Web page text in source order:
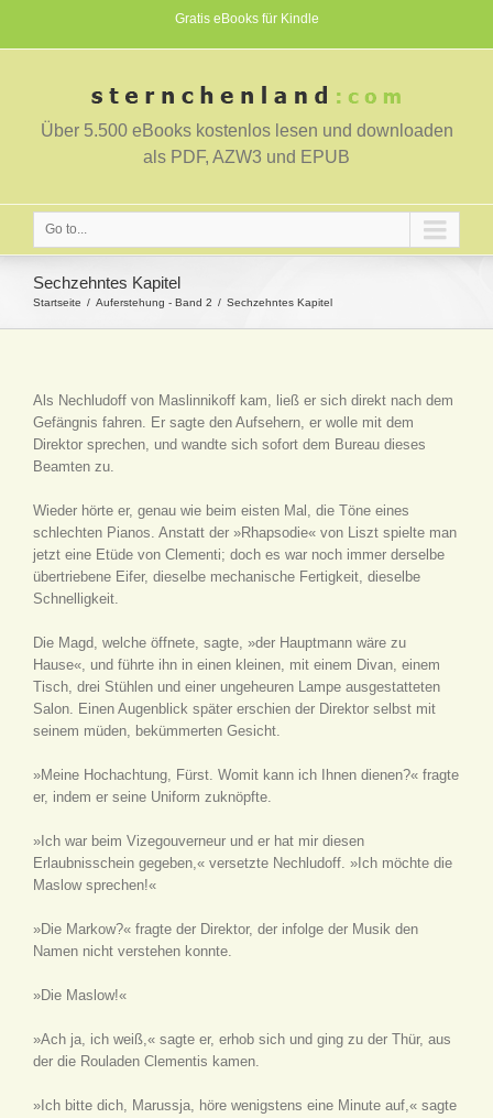
Gratis eBooks für Kindle
Über 5.500 eBooks kostenlos lesen und downloaden
als PDF, AZW3 und EPUB
Go to...
Sechzehntes Kapitel
Startseite Auferstehung - Band 2 Sechzehntes Kapitel
Als Nechludoff von Maslinnikoff kam, ließ er sich direkt nach dem
Gefängnis fahren. Er sagte den Aufsehern, er wolle mit dem
Direktor sprechen, und wandte sich sofort dem Bureau dieses
Beamten zu.
Wieder hörte er, genau wie beim eisten Mal, die Töne eines
schlechten Pianos. Anstatt der »Rhapsodie« von Liszt spielte man
jetzt eine Etüde von Clementi; doch es war noch immer derselbe
übertriebene Eifer, dieselbe mechanische Fertigkeit, dieselbe
Schnelligkeit.
Die Magd, welche öffnete, sagte, »der Hauptmann wäre zu
Hause«, und führte ihn in einen kleinen, mit einem Divan, einem
Tisch, drei Stühlen und einer ungeheuren Lampe ausgestatteten
Salon. Einen Augenblick später erschien der Direktor selbst mit
seinem müden, bekümmerten Gesicht.
»Meine Hochachtung, Fürst. Womit kann ich Ihnen dienen?« fragte
er, indem er seine Uniform zuknöpfte.
»Ich war beim Vizegouverneur und er hat mir diesen
Erlaubnisschein gegeben,« versetzte Nechludoff. »Ich möchte die
Maslow sprechen!«
»Die Markow?« fragte der Direktor, der infolge der Musik den
Namen nicht verstehen konnte.
»Die Maslow!«
»Ach ja, ich weiß,« sagte er, erhob sich und ging zu der Thür, aus
der die Rouladen Clementis kamen.
»Ich bitte dich, Marussja, höre wenigstens eine Minute auf,« sagte